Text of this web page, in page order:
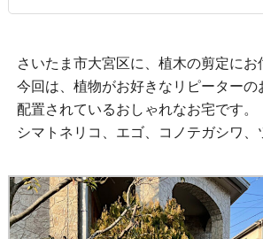
さいたま市大宮区に、植木の剪定にお
今回は、植物がお好きなリピーター
配置されているおしゃれなお宅です。
シマトネリコ、エゴ、コノテガシワ、